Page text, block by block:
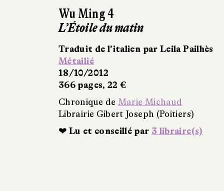
Wu Ming 4
L’Étoile du matin
Traduit de l’italien par Leila Pailhès
Métailié
18/10/2012
366 pages, 22 €
Chronique de Marie Michaud
Librairie Gibert Joseph (Poitiers)
❤ Lu et conseillé par 3 libraire(s)